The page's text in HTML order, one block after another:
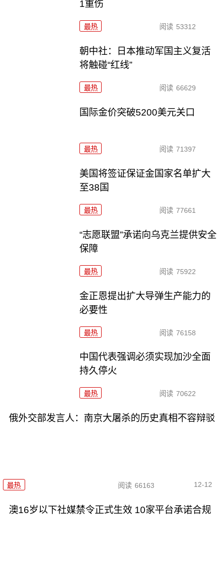
1重伤
最热 阅读 53312
朝中社：日本推动军国主义复活
将触碰“红线”
最热 阅读 66629
国际金价突破5200美元关口
最热 阅读 71397
美国将签证保证金国家名单扩大
至38国
最热 阅读 77661
“志愿联盟”承诺向乌克兰提供安全
保障
最热 阅读 75922
金正恩提出扩大导弹生产能力的
必要性
最热 阅读 76158
中国代表强调必须实现加沙全面
持久停火
最热 阅读 70622
俄外交部发言人：南京大屠杀的历史真相不容辩驳
最热 阅读 66163 12-12
澳16岁以下社媒禁令正式生效 10家平台承诺合规